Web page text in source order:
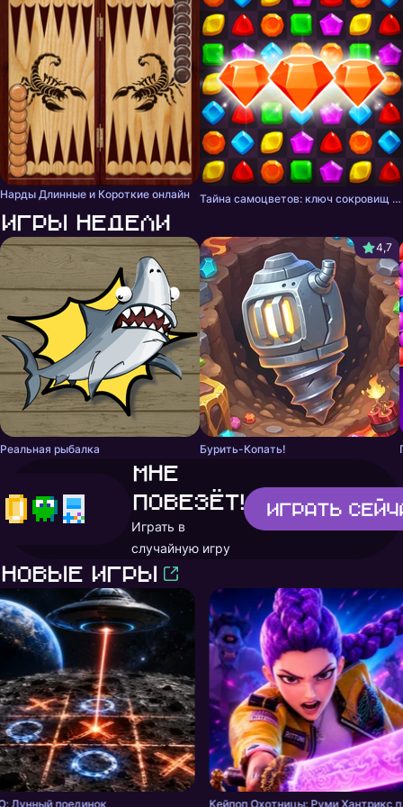
Нарды Длинные и Короткие онлайн Тайна самоцветов: ключ сокровищ - три в ряд
Игры недели
Реальная рыбалка
4,7
Бурить-Копать!
Мне
повезёт!
Играть в
случайную игру
Играть
Новые игры
Лунный поединок Кейпоп